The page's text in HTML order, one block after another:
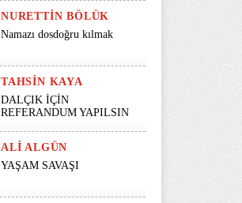
NURETTIN BÖLÜK
Namazı dosdoğru kılmak
TAHSIN KAYA
DALÇIK İÇİN
REFERANDUM YAPILSIN
ALI ALGÜN
YAŞAM SAVAŞI